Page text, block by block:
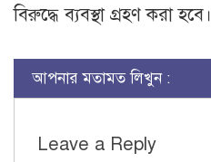
বিরুদ্ধে ব্যবস্থা গ্রহণ করা হবে।
আপনার মতামত লিখুন :
Leave a Reply